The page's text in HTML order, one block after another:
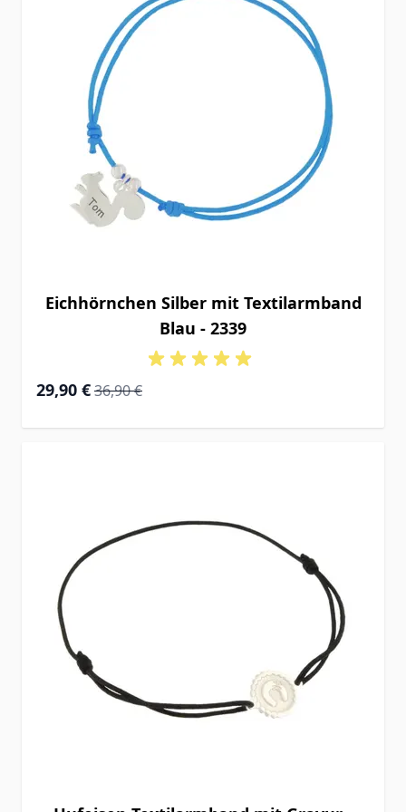
Eichhörnchen Silber mit Textilarmband
Blau - 2339
Special Price
29,90 € Regular Price
36,90 €